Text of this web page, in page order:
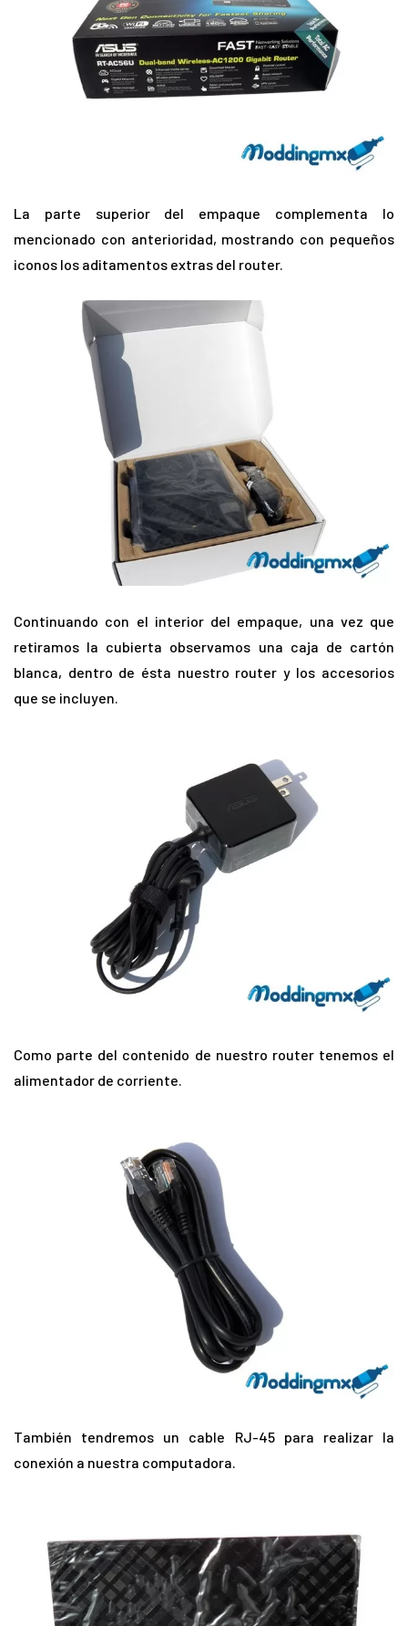
La parte superior del empaque complementa lo
mencionado con anterioridad, mostrando con pequeños
iconos los aditamentos extras del router.
Continuando con el interior del empaque, una vez que
retiramos la cubierta observamos una caja de cartón
blanca, dentro de ésta nuestro router y los accesorios
que se incluyen.
Como parte del contenido de nuestro router tenemos el
alimentador de corriente.
También tendremos un cable RJ-45 para realizar la
conexión a nuestra computadora.